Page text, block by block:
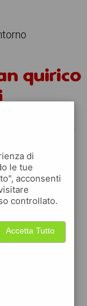
quirico
ip
eni
di
le tue
acconsenti
controllato.
Accetta Tutto